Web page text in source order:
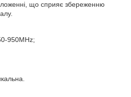
що сприяє збереженню
950MHz;